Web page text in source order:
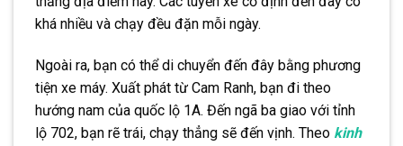
khá nhiều và chạy đều đặn mỗi ngày.
Ngoài ra, bạn có thể di chuyển đến đây bằng phương
tiện xe máy. Xuất phát từ Cam Ranh, bạn đi theo
hướng nam của quốc lộ 1A. Đến ngã ba giao với tỉnh
lộ 702, bạn rẽ trái, chạy thẳng sẽ đến vịnh. Theo kinh